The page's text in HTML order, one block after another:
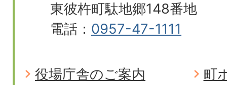
東彼杵町駄地郷148番地
電話： 0957-47-1111
役場庁舎のご案内
町